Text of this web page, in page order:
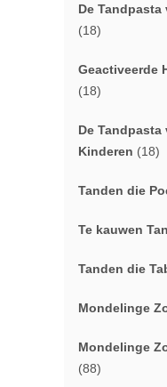
De
(18)
Geactiveerde
(18)
De
Kinderen (18)
Tanden die
Te kauwen
Tanden die
Mondelinge
Mondelinge
(88)